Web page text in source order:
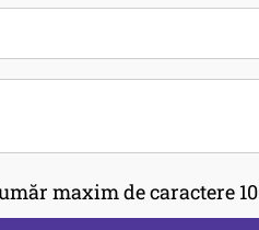
maxim de caractere